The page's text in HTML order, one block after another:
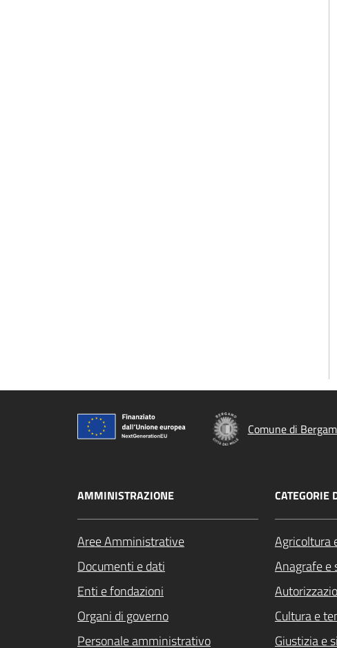
Comune di
AMMINISTRAZIONE
Aree Amministrative
Documenti e dati
Enti e fondazioni
Organi di governo
Personale amministrativo
CATEGORIE
Agricoltura
Anagrafe e
Cultura e
Giustizia e